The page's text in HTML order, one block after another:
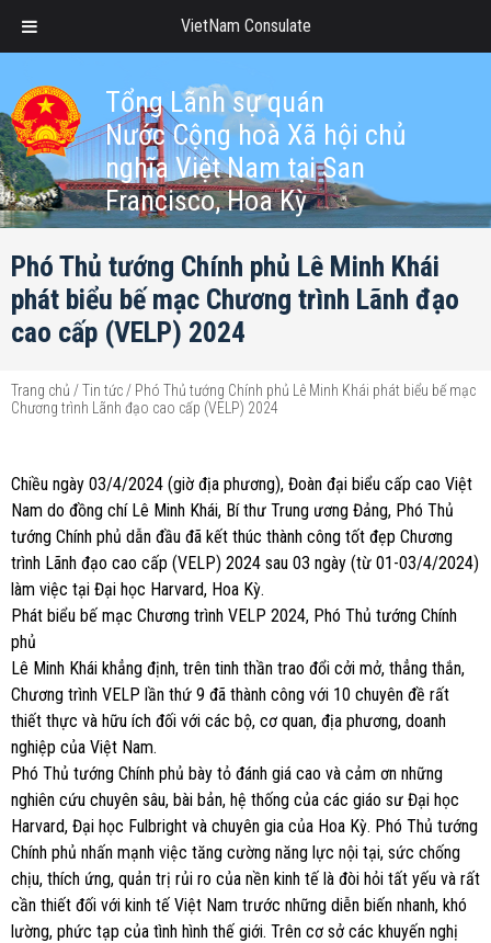
Tổng Lãnh sự quán
Nước Cộng hoà Xã hội chủ
nghĩa Việt Nam tại San
Francisco, Hoa Kỳ
Phó Thủ tướng Chính phủ Lê Minh Khái
phát biểu bế mạc Chương trình Lãnh đạo
cao cấp (VELP) 2024
Trang chủ /Tin tức / Phó Thủ tướng Chính phủ Lê Minh Khái phát biểu bế mạc
Chương trình Lãnh đạo cao cấp (VELP) 2024
Chiều ngày 03/4/2024 (giờ địa phương), Đoàn đại biểu cấp cao Việt
Nam do đồng chí Lê Minh Khái, Bí thư Trung ương Đảng, Phó Thủ
tướng Chính phủ dẫn đầu đã kết thúc thành công tốt đẹp Chương
trình Lãnh đạo cao cấp (VELP) 2024 sau 03 ngày (từ 01-03/4/2024)
làm việc tại Đại học Harvard, Hoa Kỳ.
Phát biểu bế mạc Chương trình VELP 2024, Phó Thủ tướng Chính
phủ
Lê Minh Khái khẳng định, trên tinh thần trao đổi cởi mở, thẳng thắn,
Chương trình VELP lần thứ 9 đã thành công với 10 chuyên đề rất
thiết thực và hữu ích đối với các bộ, cơ quan, địa phương, doanh
nghiệp của Việt Nam.
Phó Thủ tướng Chính phủ bày tỏ đánh giá cao và cảm ơn những
nghiên cứu chuyên sâu, bài bản, hệ thống của các giáo sư Đại học
Harvard, Đại học Fulbright và chuyên gia của Hoa Kỳ. Phó Thủ tướng
Chính phủ nhấn mạnh việc tăng cường năng lực nội tại, sức chống
chịu, thích ứng, quản trị rủi ro của nền kinh tế là đòi hỏi tất yếu và rất
cần thiết đối với kinh tế Việt Nam trước những diễn biến nhanh, khó
lường, phức tạp của tình hình thế giới. Trên cơ sở các khuyến nghị
VietNam Consulate